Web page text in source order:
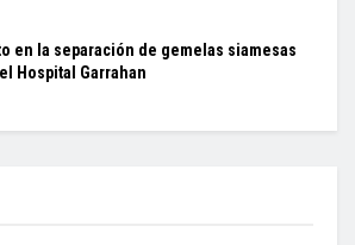
en la separación de gemelas siamesas
Hospital Garrahan